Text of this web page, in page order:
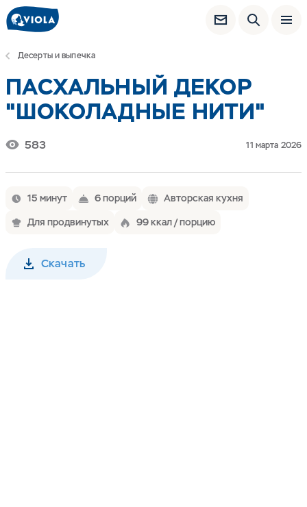
Десерты и выпечка
ПАСХАЛЬНЫЙ ДЕКОР
"ШОКОЛАДНЫЕ НИТИ"
583 11 марта 2026
15 минут 6 порций
Авторская кухня
Для продвинутых
99 ккал / порцию
Скачать